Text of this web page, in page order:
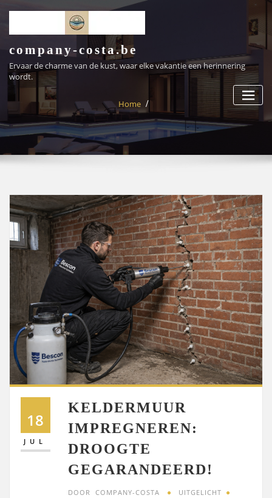
inhoud
company-costa.be
Ervaar de charme van de kust, waar elke vakantie een herinnering
wordt.
Home
18
JUL
KELDERMUUR
IMPREGNEREN:
DROOGTE
GEGARANDEERD!
DOOR COMPANY-COSTA
UITGELICHT